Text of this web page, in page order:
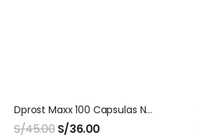
Dprost Maxx 100 Capsulas Naturalmaxx
S/45.00 S/36.00